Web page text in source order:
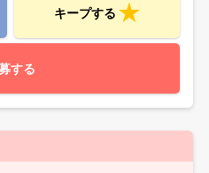
キープする
する